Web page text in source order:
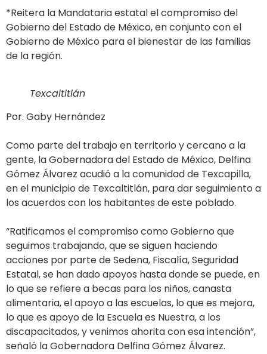
*Reitera la Mandataria estatal el compromiso del
Gobierno del Estado de México, en conjunto con el
Gobierno de México para el bienestar de las familias
de la región.
Texcaltitlán
Por. Gaby Hernández
Como parte del trabajo en territorio y cercano a la
gente, la Gobernadora del Estado de México, Delfina
Gómez Álvarez acudió a la comunidad de Texcapilla,
en el municipio de Texcaltitlán, para dar seguimiento a
los acuerdos con los habitantes de este poblado.
“Ratificamos el compromiso como Gobierno que
seguimos trabajando, que se siguen haciendo
acciones por parte de Sedena, Fiscalía, Seguridad
Estatal, se han dado apoyos hasta donde se puede, en
lo que se refiere a becas para los niños, canasta
alimentaria, el apoyo a las escuelas, lo que es mejora,
lo que es apoyo de la Escuela es Nuestra, a los
discapacitados, y venimos ahorita con esa intención”,
señaló la Gobernadora Delfina Gómez Álvarez.